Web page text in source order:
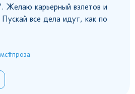
Желаю карьерный взлетов и
все дела идут, как по
#проза